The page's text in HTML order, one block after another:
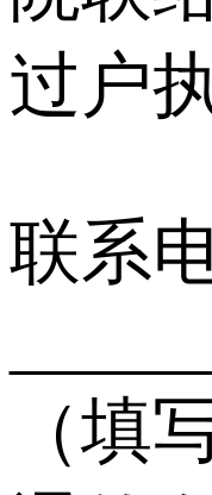
过户
联系
（填